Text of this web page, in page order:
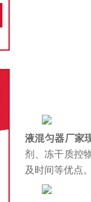
液混匀器厂家
剂、冻干质控
及时间等优点